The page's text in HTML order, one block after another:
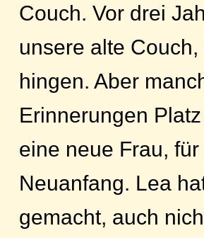
Couch. Vor drei
unsere alte
hingen. Aber
Erinnerungen
eine neue Frau,
Neuanfang. Lea
gemacht, auch